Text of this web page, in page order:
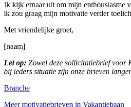
Ik kijk ernaar uit om mijn enthousiasme
ik zou graag mijn motivatie verder
Met vriendelijke groet,
[naam]
Let op: Zowel deze sollicitatiebrief voor
bij ieders situatie zijn onze brieven
Branche
Meer motivatiebrieven in Vakantiebaan